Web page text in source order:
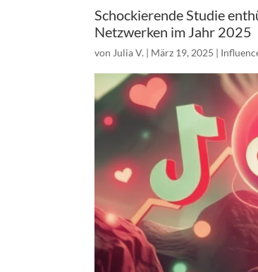
Schockierende Studie
Netzwerken im Jahr 2025
von Julia V. | März 19, 2025 |